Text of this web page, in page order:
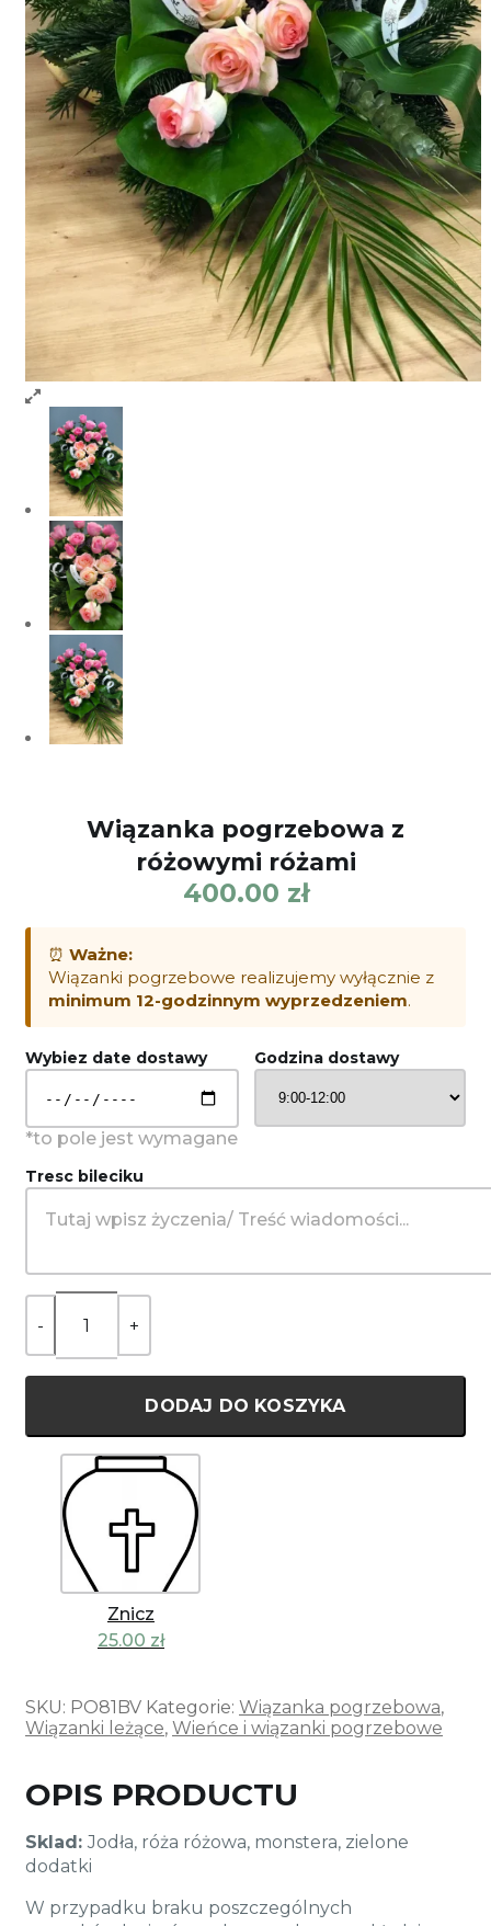
Wiązanka pogrzebowa z
różowymi różami
400.00 zł
⏰ Ważne:
Wiązanki pogrzebowe realizujemy wyłącznie z
minimum 12-godzinnym wyprzedzeniem.
Wybiez date dostawy Godzina dostawy
Tresc bileciku
DODAJ DO KOSZYKA
Znicz
25.00 zł
SKU: PO81BV Kategorie: Wiązanka pogrzebowa,
Wiązanki leżące, Wieńce i wiązanki pogrzebowe
OPIS PRODUCTU
Sklad:Jodła, róża różowa, monstera, zielone
dodatki
W przypadku braku poszczególnych